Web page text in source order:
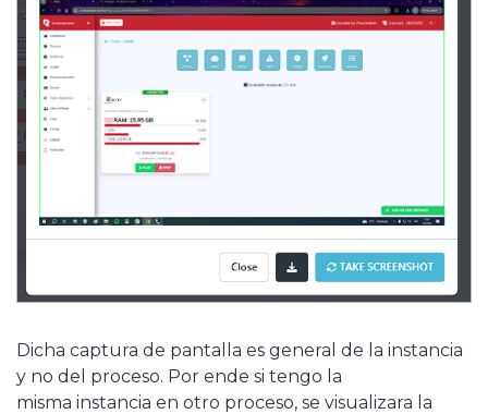
Dicha captura de pantalla es general de la instancia
y no del proceso. Por ende si tengo la
misma instancia en otro proceso, se visualizara la